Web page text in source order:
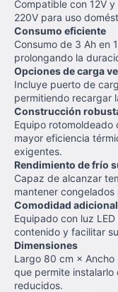
Compatible con 12V
220V para uso
Consumo eficiente
Consumo de 3 Ah en
prolongando la
Opciones de carga
Incluye puerto de
permitiendo recargar
Construcción
Equipo rotomoldeado
mayor eficiencia
exigentes.
Rendimiento de frío
Capaz de alcanzar
mantener
Comodidad adicional
Equipado con luz
contenido y facilitar
Dimensiones
Largo 80 cm ×
que permite instalarlo
reducidos.